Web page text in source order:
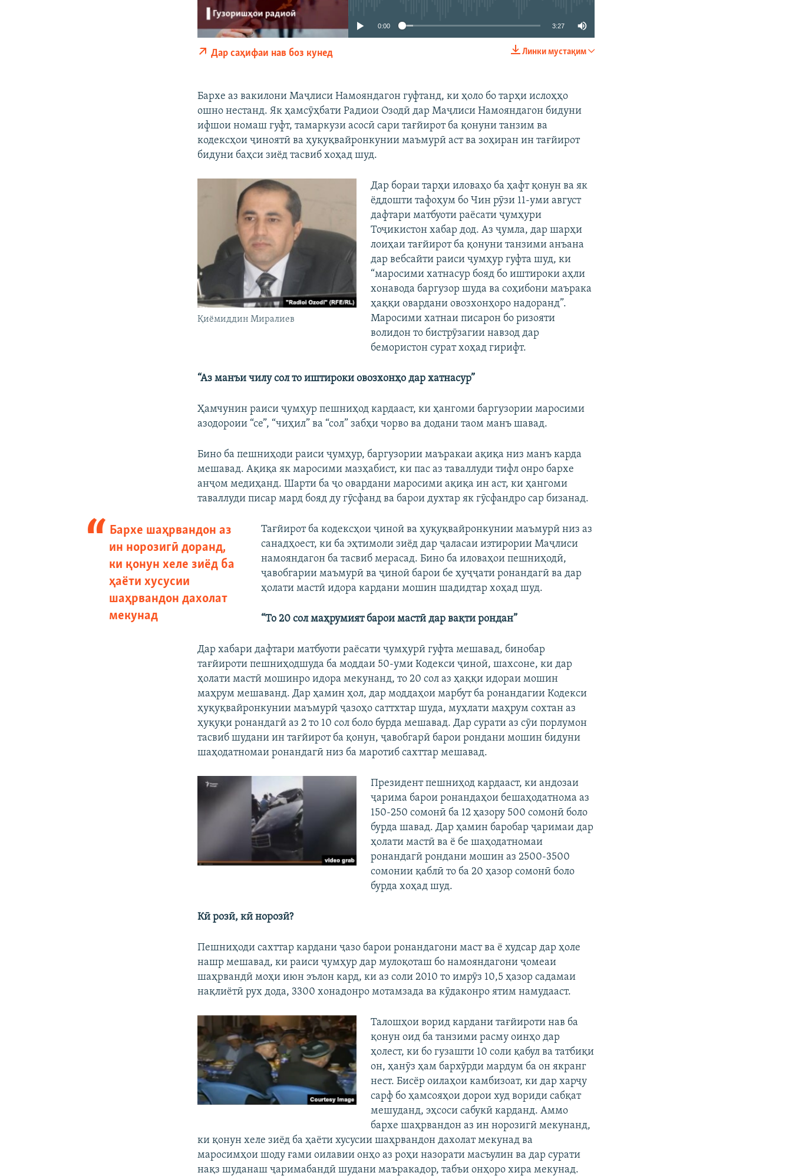
БА ДИГАРОН ФИРИСТЕД
0:00 3:27
Линки мустақим
Дар саҳифаи нав боз кунед
Бархе аз вакилони Маҷлиси Намояндагон гуфтанд, ки ҳоло бо тарҳи ислоҳҳо
ошно нестанд. Як ҳамсӯҳбати Радиои Озодӣ дар Маҷлиси Намояндагон бидуни
ифшои номаш гуфт, тамаркузи асосӣ сари тағйирот ба қонуни танзим ва
кодексҳои ҷиноятӣ ва ҳуқуқвайронкунии маъмурӣ аст ва зоҳиран ин тағйирот
бидуни баҳси зиёд тасвиб хоҳад шуд.
Қиёмиддин Миралиев
Дар бораи тарҳи иловаҳо ба ҳафт қонун ва як
ёддошти тафоҳум бо Чин рӯзи 11-уми август
дафтари матбуоти раёсати ҷумҳури
Тоҷикистон хабар дод. Аз ҷумла, дар шарҳи
лоиҳаи тағйирот ба қонуни танзими анъана
дар вебсайти раиси ҷумҳур гуфта шуд, ки
“маросими хатнасур бояд бо иштироки аҳли
хонавода баргузор шуда ва соҳибони маърака
ҳаққи овардани овозхонҳоро надоранд”.
Маросими хатнаи писарон бо ризояти
волидон то бистрӯзагии навзод дар
бемористон сурат хоҳад гирифт.
“Аз манъи чилу сол то иштироки овозхонҳо дар хатнасур”
Ҳамчунин раиси ҷумҳур пешниҳод кардааст, ки ҳангоми баргузории маросими
азодороии “се”, “чиҳил” ва “сол” забҳи чорво ва додани таом манъ шавад.
Бино ба пешниҳоди раиси ҷумҳур, баргузории маъракаи ақиқа низ манъ карда
мешавад. Ақиқа як маросими мазҳабист, ки пас аз таваллуди тифл онро бархе
анҷом медиҳанд. Шарти ба ҷо овардани маросими ақиқа ин аст, ки ҳангоми
таваллуди писар мард бояд ду гӯсфанд ва барои духтар як гӯсфандро сар бизанад.
Бархе шаҳрвандон аз
ин норозигӣ доранд,
ки қонун хеле зиёд ба
ҳаёти хусусии
шаҳрвандон дахолат
мекунад
Тағйирот ба кодексҳои ҷиноӣ ва ҳуқуқвайронкунии маъмурӣ низ аз
санадҳоест, ки ба эҳтимоли зиёд дар ҷаласаи изтирории Маҷлиси
намояндагон ба тасвиб мерасад. Бино ба иловаҳои пешниҳодӣ,
ҷавобгарии маъмурӣ ва ҷиноӣ барои бе ҳуҷҷати ронандагӣ ва дар
ҳолати мастӣ идора кардани мошин шадидтар хоҳад шуд.
“То 20 сол маҳрумият барои мастӣ дар вақти рондан”
Дар хабари дафтари матбуоти раёсати ҷумҳурӣ гуфта мешавад, бинобар
тағйироти пешниҳодшуда ба моддаи 50-уми Кодекси ҷиноӣ, шахсоне, ки дар
ҳолати мастӣ мошинро идора мекунанд, то 20 сол аз ҳаққи идораи мошин
маҳрум мешаванд. Дар ҳамин ҳол, дар моддаҳои марбут ба ронандагии Кодекси
ҳуқуқвайронкунии маъмурӣ ҷазоҳо саттхтар шуда, муҳлати маҳрум сохтан аз
ҳуқуқи ронандагӣ аз 2 то 10 сол боло бурда мешавад. Дар сурати аз сӯи порлумон
тасвиб шудани ин тағйирот ба қонун, ҷавобгарӣ барои рондани мошин бидуни
шаҳодатномаи ронандагӣ низ ба маротиб сахттар мешавад.
Президент пешниҳод кардааст, ки андозаи
ҷарима барои ронандаҳои бешаҳодатнома аз
150-250 сомонӣ ба 12 ҳазору 500 сомонӣ боло
бурда шавад. Дар ҳамин баробар ҷаримаи дар
ҳолати мастӣ ва ё бе шаҳодатномаи
ронандагӣ рондани мошин аз 2500-3500
сомонии қаблӣ то ба 20 ҳазор сомонӣ боло
бурда хоҳад шуд.
Кӣ розӣ, кӣ норозӣ?
Пешниҳоди сахттар кардани ҷазо барои ронандагони маст ва ё худсар дар ҳоле
нашр мешавад, ки раиси ҷумҳур дар мулоқoташ бо намояндагони ҷомеаи
шаҳрвандӣ моҳи июн эълон кард, ки аз соли 2010 то имрӯз 10,5 ҳазор садамаи
нақлиётӣ рух дода, 3300 хонадонро мотамзада ва кӯдаконро ятим намудааст.
Талошҳои ворид кардани тағйироти нав ба
қонун оид ба танзими расму оинҳо дар
ҳолест, ки бо гузашти 10 соли қабул ва татбиқи
он, ҳанӯз ҳам бархӯрди мардум ба он якранг
нест. Бисёр оилаҳои камбизоат, ки дар харҷу
сарф бо ҳамсояҳои дорои худ вориди сабқат
мешуданд, эҳсоси сабукӣ карданд. Аммо
бархе шаҳрвандон аз ин норозигӣ мекунанд,
ки қонун хеле зиёд ба ҳаёти хусусии шаҳрвандон дахолат мекунад ва
маросимҳои шоду ғами оилавии онҳо аз роҳи назорати масъулин ва дар сурати
нақз шуданаш ҷаримабандӣ шудани маъракадор, табъи онҳоро хира мекунад.